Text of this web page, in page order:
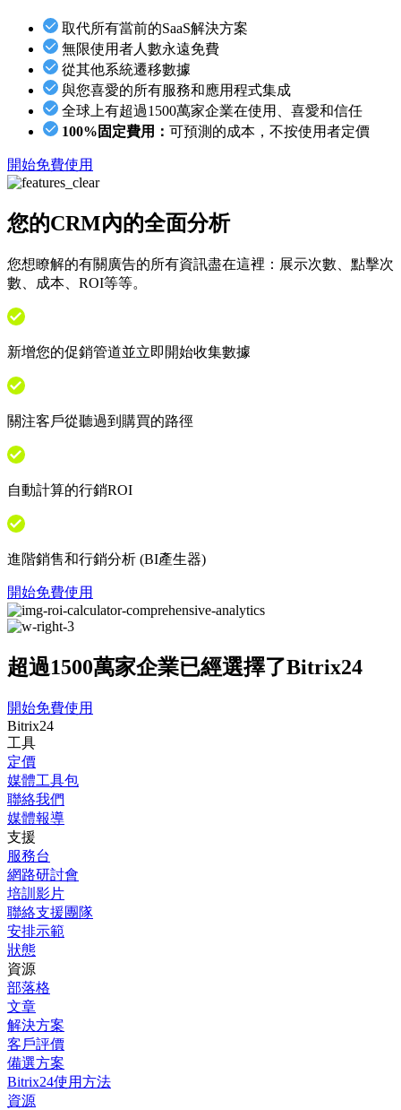
取代所有當前的SaaS解決方案
無限使用者人數永遠免費
從其他系統遷移數據
與您喜愛的所有服務和應用程式集成
全球上有超過1500萬家企業在使用、喜愛和信任
100%固定費用： 可預測的成本，不按使用者定價
開始免費使用
您的CRM內的全面分析
您想瞭解的有關廣告的所有資訊盡在這裡：展示次數、點擊次
數、成本、ROI等等。
新增您的促銷管道並立即開始收集數據
關注客戶從聽過到購買的路徑
自動計算的行銷ROI
進階銷售和行銷分析 (BI產生器)
開始免費使用
超過1500萬家企業已經選擇了Bitrix24
開始免費使用
Bitrix24
工具
定價
媒體工具包
聯絡我們
媒體報導
支援
服務台
網路研討會
培訓影片
聯絡支援團隊
安排示範
狀態
資源
部落格
文章
解決方案
客戶評價
備選方案
Bitrix24使用方法
資源